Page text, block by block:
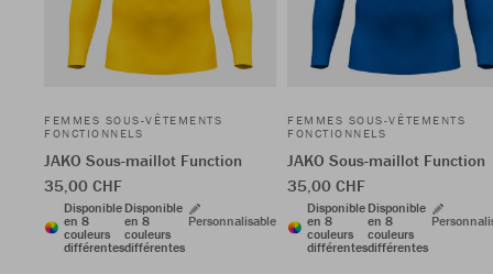
FEMMES SOUS-VÊTEMENTS
FONCTIONNELS
JAKO Sous-maillot Function
35,00 CHF
Disponible
en 8
couleurs
différentes
Disponible
en 8
couleurs
différentes
Personnalisable
FEMMES SOUS-VÊTEMENTS
FONCTIONNELS
JAKO Sous-maillot Function
35,00 CHF
Disponible
en 8
couleurs
différentes
Disponible
en 8
couleurs
différentes